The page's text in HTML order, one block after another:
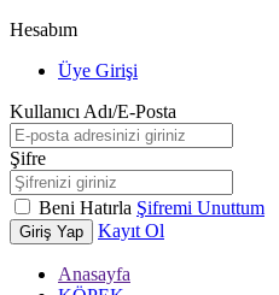
Hesabım
Üye Girişi
Kullanıcı Adı/E-Posta
Şifre
Beni Hatırla Şifremi Unuttum
Giriş Yap Kayıt Ol
Anasayfa